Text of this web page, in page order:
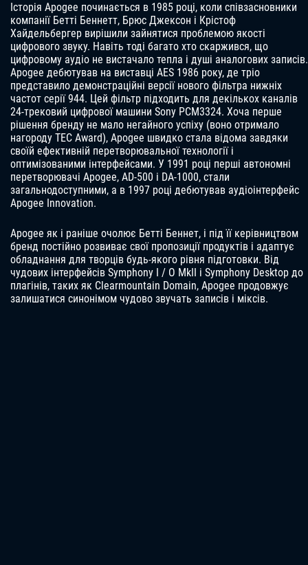
Історія Apogee починається в 1985 році, коли співзасновники
компанії Бетті Беннетт, Брюс Джексон і Крістоф
Хайдельбергер вирішили зайнятися проблемою якості
цифрового звуку. Навіть тоді багато хто скаржився, що
цифровому аудіо не вистачало тепла і душі аналогових записів.
Apogee дебютував на виставці AES 1986 року, де тріо
представило демонстраційні версії нового фільтра нижніх
частот серії 944. Цей фільтр підходить для декількох каналів
24-трековий цифрової машини Sony PCM3324. Хоча перше
рішення бренду не мало негайного успіху (воно отримало
нагороду TEC Award), Apogee швидко стала відома завдяки
своїй ефективній перетворювальної технології і
оптимізованими інтерфейсами. У 1991 році перші автономні
перетворювачі Apogee, AD-500 і DA-1000, стали
загальнодоступними, а в 1997 році дебютував аудіоінтерфейс
Apogee Innovation.
Apogee як і раніше очолює Бетті Беннет, і під її керівництвом
бренд постійно розвиває свої пропозиції продуктів і адаптує
обладнання для творців будь-якого рівня підготовки. Від
чудових інтерфейсів Symphony I / O MkII і Symphony Desktop до
плагінів, таких як Clearmountain Domain, Apogee продовжує
залишатися синонімом чудово звучать записів і міксів.